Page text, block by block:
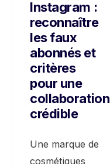
Instagram :
reconnaître
les faux
abonnés et
critères
pour une
collaboration
crédible
Une marque de
cosmétiques